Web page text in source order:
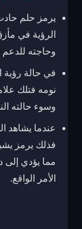
يرمز حلم
الرؤية في
وحاجته للدعم
في حالة رؤية
نومه فتلك
وسوء حالته
عندما يشاهد
فذلك يرمز
مما يؤدي إلى
الأمر الواقع.